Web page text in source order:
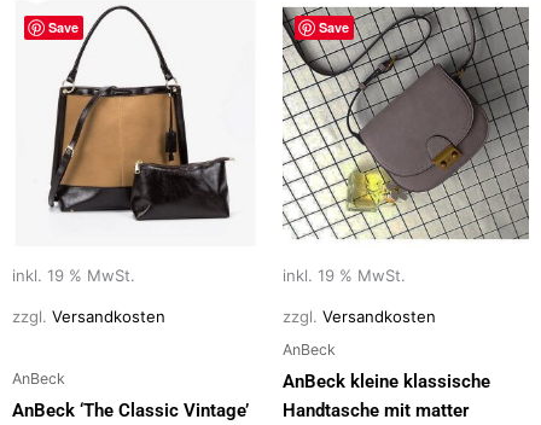
Save
inkl. 19 % MwSt.
zzgl. Versandkosten
AnBeck
AnBeck ‘The Classic Vintage’
Save
inkl. 19 % MwSt.
zzgl. Versandkosten
AnBeck
AnBeck kleine klassische
Handtasche mit matter